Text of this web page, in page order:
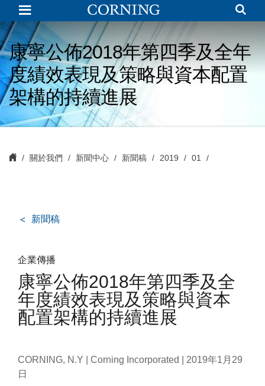
Corning
Reports
Excellent
Fourth-
Quarter
and
Full-
Year
2018
Financial
Results
and
Continued
Progress
and
Capital
康寧公佈2018年第四季及全年
度績效表現及策略與資本配置
架構的持續進展
關於我們 新聞中心 新聞稿 2019 01
新聞稿
企業傳播
康寧公佈2018年第四季及全
年度績效表現及策略與資本
配置架構的持續進展
CORNING, N.Y | Corning Incorporated | 2019年1月29
日